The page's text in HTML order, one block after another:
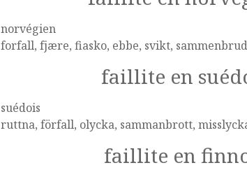
norvégien
forfall, fjære, fiasko, ebbe, svikt,
faillite en
suédois
ruttna, förfall, olycka, sammanbrott,
faillite en